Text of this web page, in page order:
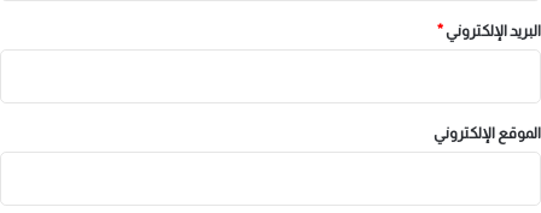
البريد الإلكتروني*
الموقع الإلكتروني